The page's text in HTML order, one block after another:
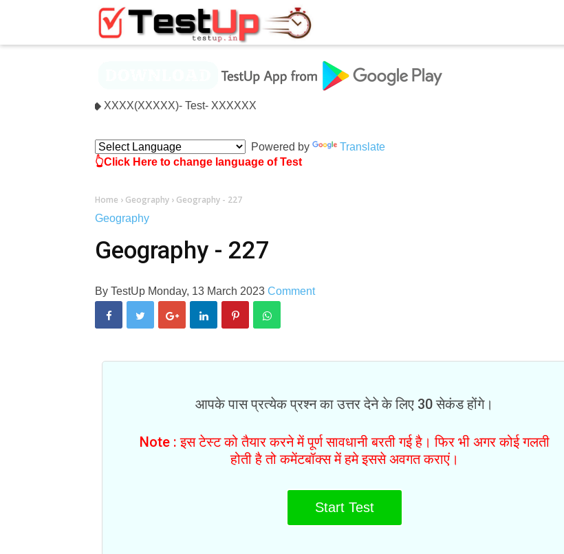
Test- 1214 ◆ XXXX(XXXXX)- Test- XXXXXX
Powered by
Translate
👆Click Here to change language of Test
Home › Geography › Geography - 227
Geography
Geography - 227
By TestUp Monday, 13 March 2023 Comment
आपके पास प्रत्येक प्रश्न का उत्तर देने के लिए 30 सेकंड होंगे।
Note : इस टेस्ट को तैयार करने में पूर्ण सावधानी बरती गई है। फिर भी अगर कोई गलती
होती है तो कमेंटबॉक्स में हमे इससे अवगत कराएं।
Start Test